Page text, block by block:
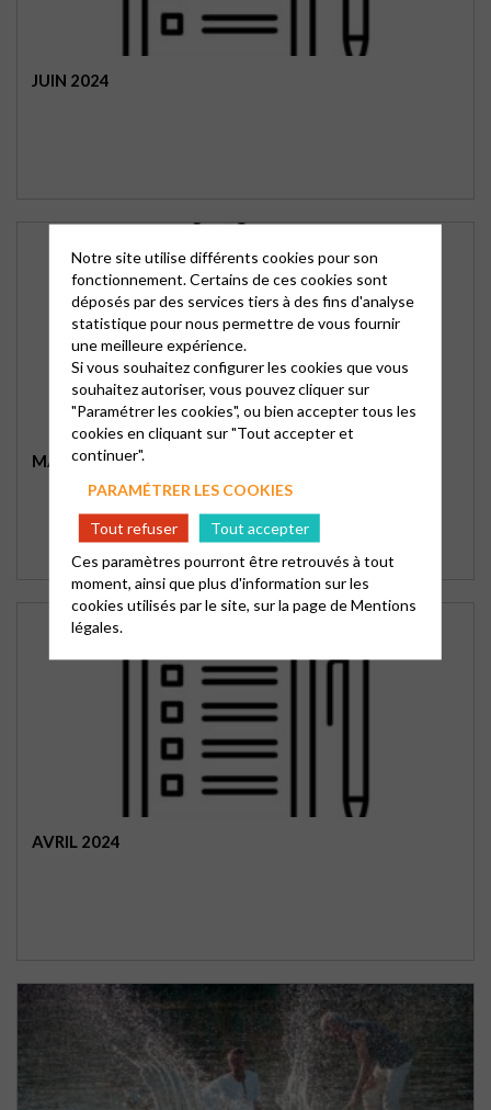
JUIN 2024
MAI 2024
AVRIL 2024
Notre site utilise différents cookies pour son
fonctionnement. Certains de ces cookies sont
déposés par des services tiers à des fins d'analyse
statistique pour nous permettre de vous fournir
une meilleure expérience.
Si vous souhaitez configurer les cookies que vous
souhaitez autoriser, vous pouvez cliquer sur
"Paramétrer les cookies", ou bien accepter tous les
cookies en cliquant sur "Tout accepter et
continuer".
PARAMÉTRER LES COOKIES
Tout refuser
Tout accepter
Ces paramètres pourront être retrouvés à tout
moment, ainsi que plus d'information sur les
cookies utilisés par le site, sur la page deMentions
légales.